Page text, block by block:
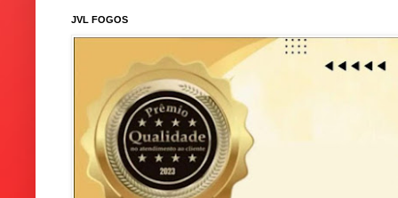
JVL FOGOS